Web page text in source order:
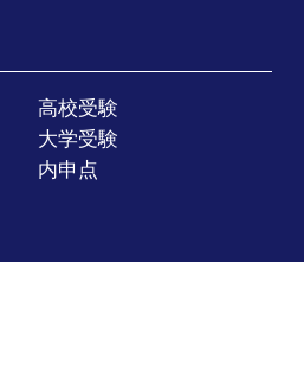
高校受験
大学受験
内申点